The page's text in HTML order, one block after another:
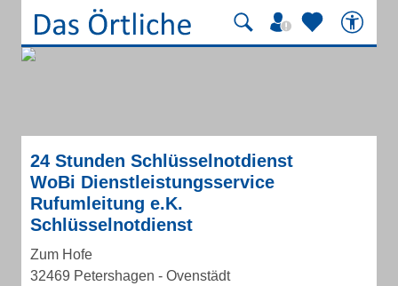
24 Stunden Schlüsselnotdienst
WoBi Dienstleistungsservice
Rufumleitung e.K.
Schlüsselnotdienst
Zum Hofe
32469 Petershagen - Ovenstädt